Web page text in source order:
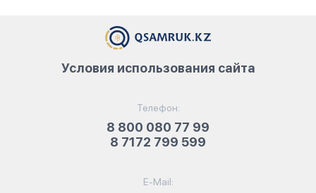
Телефон:
8 800 080 77 99
8 7172 799 599
E-Mail:
Условия использования сайта